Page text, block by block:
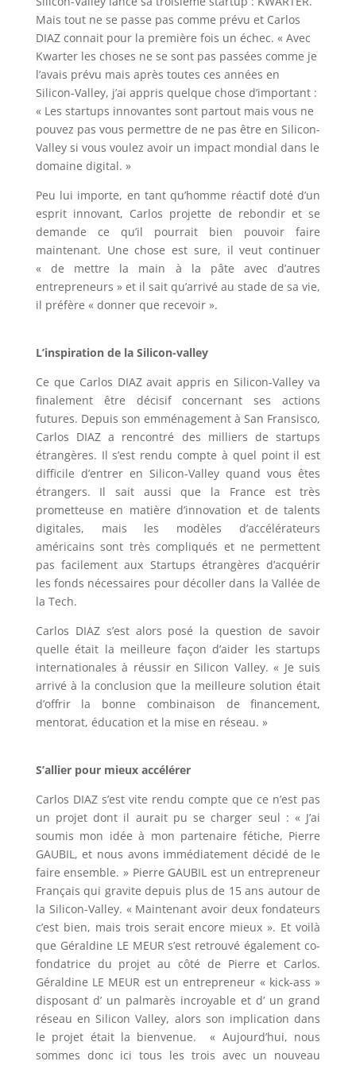
Mais tout ne se passe pas comme prévu et Carlos
DIAZ connait pour la première fois un échec. « Avec
Kwarter les choses ne se sont pas passées comme je
l’avais prévu mais après toutes ces années en
Silicon-Valley, j’ai appris quelque chose d’important :
« Les startups innovantes sont partout mais vous ne
pouvez pas vous permettre de ne pas être en Silicon-
Valley si vous voulez avoir un impact mondial dans le
domaine digital. »
Peu lui importe, en tant qu’homme réactif doté d’un
esprit innovant, Carlos projette de rebondir et se
demande ce qu’il pourrait bien pouvoir faire
maintenant. Une chose est sure, il veut continuer
« de mettre la main à la pâte avec d’autres
entrepreneurs » et il sait qu’arrivé au stade de sa vie,
il préfère « donner que recevoir ».
L’inspiration de la Silicon-valley
Ce que Carlos DIAZ avait appris en Silicon-Valley va
finalement être décisif concernant ses actions
futures. Depuis son emménagement à San Fransisco,
Carlos DIAZ a rencontré des milliers de startups
étrangères. Il s’est rendu compte à quel point il est
difficile d’entrer en Silicon-Valley quand vous êtes
étrangers. Il sait aussi que la France est très
prometteuse en matière d’innovation et de talents
digitales, mais les modèles d’accélérateurs
américains sont très compliqués et ne permettent
pas facilement aux Startups étrangères d’acquérir
les fonds nécessaires pour décoller dans la Vallée de
la Tech.
Carlos DIAZ s’est alors posé la question de savoir
quelle était la meilleure façon d’aider les startups
internationales à réussir en Silicon Valley. « Je suis
arrivé à la conclusion que la meilleure solution était
d’offrir la bonne combinaison de financement,
mentorat, éducation et la mise en réseau. »
S’allier pour mieux accélérer
Carlos DIAZ s’est vite rendu compte que ce n’est pas
un projet dont il aurait pu se charger seul : « J’ai
soumis mon idée à mon partenaire fétiche, Pierre
GAUBIL, et nous avons immédiatement décidé de le
faire ensemble. » Pierre GAUBIL est un entrepreneur
Français qui gravite depuis plus de 15 ans autour de
la Silicon-Valley. « Maintenant avoir deux fondateurs
c’est bien, mais trois serait encore mieux ». Et voilà
que Géraldine LE MEUR s’est retrouvé également co-
fondatrice du projet au côté de Pierre et Carlos.
Géraldine LE MEUR est un entrepreneur « kick-ass »
disposant d’ un palmarès incroyable et d’ un grand
réseau en Silicon Valley, alors son implication dans
le projet était la bienvenue. « Aujourd’hui, nous
sommes donc ici tous les trois avec un nouveau